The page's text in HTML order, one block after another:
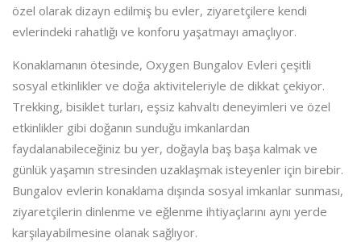
özel olarak dizayn edilmiş bu evler, ziyaretçilere kendi
evlerindeki rahatlığı ve konforu yaşatmayı amaçlıyor.
Konaklamanın ötesinde, Oxygen Bungalov Evleri çeşitli
sosyal etkinlikler ve doğa aktiviteleriyle de dikkat çekiyor.
Trekking, bisiklet turları, eşsiz kahvaltı deneyimleri ve özel
etkinlikler gibi doğanın sunduğu imkanlardan
faydalanabileceğiniz bu yer, doğayla baş başa kalmak ve
günlük yaşamın stresinden uzaklaşmak isteyenler için birebir.
Bungalov evlerin konaklama dışında sosyal imkanlar sunması,
ziyaretçilerin dinlenme ve eğlenme ihtiyaçlarını aynı yerde
karşılayabilmesine olanak sağlıyor.